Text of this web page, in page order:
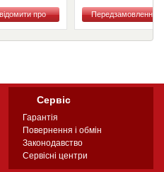
Купити Купити
Сервіс
Гарантія
Повернення і обмін
Законодавство
Сервісні центри